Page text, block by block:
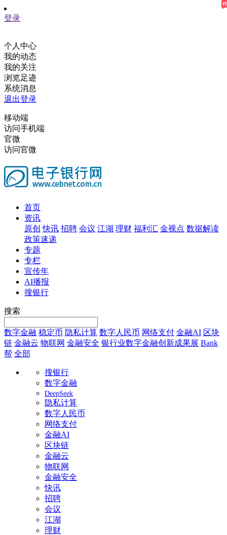
登录
个人中心
我的动态
我的关注
浏览足迹
系统消息
退出登录
移动端
访问手机端
官微
访问官微
首页
资讯
原创 快讯 招聘 会议 江湖 理财 福利汇 金视点 数据解读
政策速递
专题
专栏
宣传年
AI播报
搜银行
搜索
数字金融 稳定币 隐私计算 数字人民币 网络支付 金融AI 区块
链 金融云 物联网 金融安全 银行业数字金融创新成果展 Bank
帮 全部
搜银行
数字金融
DeepSeek
隐私计算
数字人民币
网络支付
金融AI
区块链
金融云
物联网
金融安全
快讯
招聘
会议
江湖
理财